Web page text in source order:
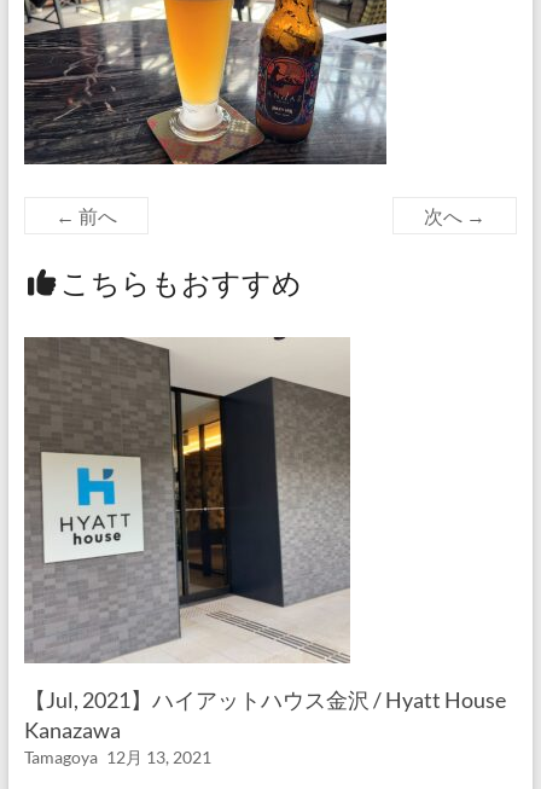
← 前へ 次へ →
こちらもおすすめ
【Jul, 2021】ハイアットハウス金沢 / Hyatt House
Kanazawa
Tamagoya 12月 13, 2021